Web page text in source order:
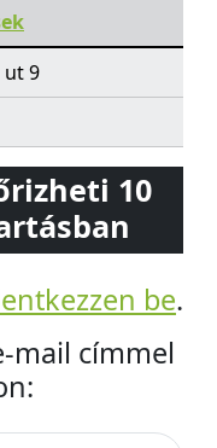
ut 9
10
be.
mail címmel